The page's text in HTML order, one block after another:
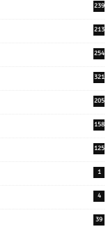
239
213
254
321
205
158
125
1
4
39